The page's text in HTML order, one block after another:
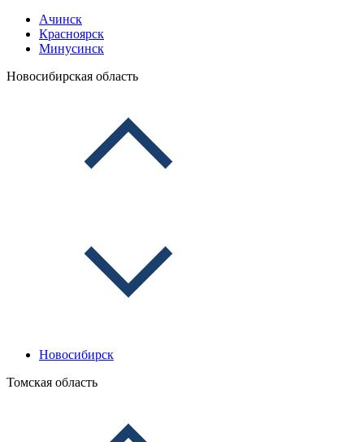
Ачинск
Красноярск
Минусинск
Новосибирская область
Новосибирск
Томская область